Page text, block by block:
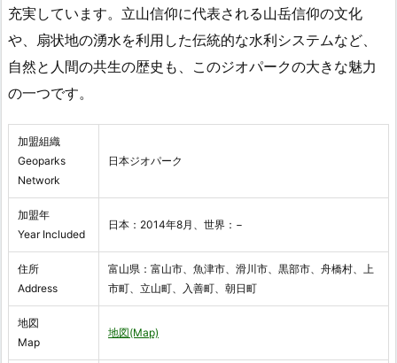
充実しています。立山信仰に代表される山岳信仰の文化
や、扇状地の湧水を利用した伝統的な水利システムなど、
自然と人間の共生の歴史も、このジオパークの大きな魅力
の一つです。
加盟組織
Geoparks
Network
日本ジオパーク
加盟年
Year Included
日本：2014年8月、世界：−
住所
Address
富山県：富山市、魚津市、滑川市、黒部市、舟橋村、上
市町、立山町、入善町、朝日町
地図
Map
地図(Map)